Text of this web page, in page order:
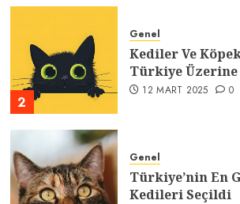
2
Genel
Kediler Ve
Türkiye
12 MART 2025 0
Genel
Türkiye’nin En
Kedileri Seçildi